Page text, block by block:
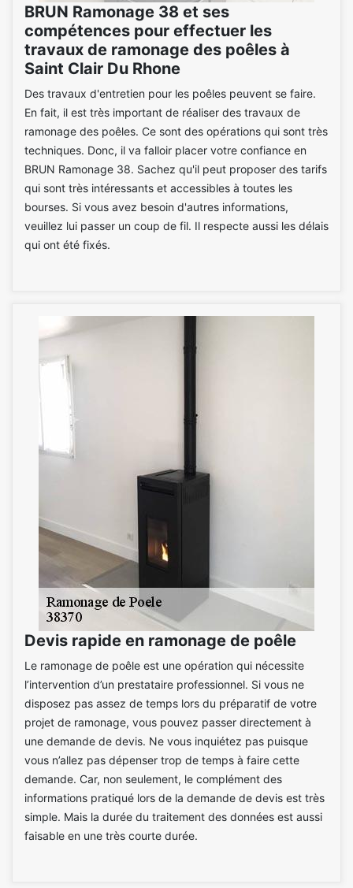
BRUN Ramonage 38 et ses
compétences pour effectuer les
travaux de ramonage des poêles à
Saint Clair Du Rhone
Des travaux d'entretien pour les poêles peuvent se faire.
En fait, il est très important de réaliser des travaux de
ramonage des poêles. Ce sont des opérations qui sont très
techniques. Donc, il va falloir placer votre confiance en
BRUN Ramonage 38. Sachez qu'il peut proposer des tarifs
qui sont très intéressants et accessibles à toutes les
bourses. Si vous avez besoin d'autres informations,
veuillez lui passer un coup de fil. Il respecte aussi les délais
qui ont été fixés.
Devis rapide en ramonage de poêle
Le ramonage de poêle est une opération qui nécessite
l’intervention d’un prestataire professionnel. Si vous ne
disposez pas assez de temps lors du préparatif de votre
projet de ramonage, vous pouvez passer directement à
une demande de devis. Ne vous inquiétez pas puisque
vous n’allez pas dépenser trop de temps à faire cette
demande. Car, non seulement, le complément des
informations pratiqué lors de la demande de devis est très
simple. Mais la durée du traitement des données est aussi
faisable en une très courte durée.